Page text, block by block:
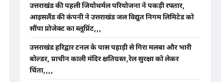
उत्तराखंड की पहली जियोथर्मल परियोजना ने पकड़ी रफ्तार,
आइसलैंड की कंपनी ने उत्तराखंड जल विद्युत निगम लिमिटेड को
सौंपा प्रोजेक्ट का ब्लूप्रिंट,,,
उत्तराखंड हरिद्वार टनल के पास पहाड़ी से गिरा मलबा और भारी
बोल्डर, प्राचीन काली मंदिर क्षतिग्रस्त,रेल सुरक्षा को लेकर
चिंता,,,,